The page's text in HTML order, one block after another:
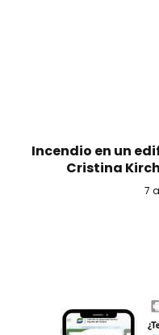
Incendio en un
Cristina
7